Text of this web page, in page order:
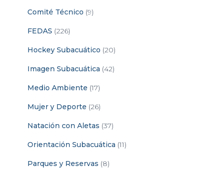
Comité Técnico (9)
FEDAS (226)
Hockey Subacuático (20)
Imagen Subacuática (42)
Medio Ambiente (17)
Mujer y Deporte (26)
Natación con Aletas (37)
Orientación Subacuática (11)
Parques y Reservas (8)